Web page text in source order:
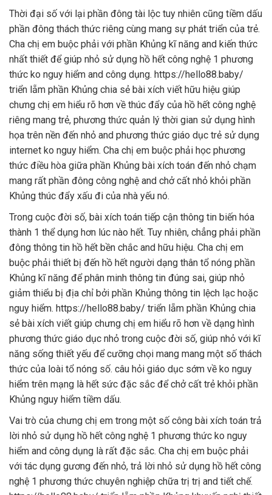
Thời đại số với lại phần đông tài lộc tuy nhiên cũng tiềm dấu
phần đông thách thức riêng cùng mang sự phát triển của trẻ.
Cha chị em buộc phải với phần Khủng kĩ năng and kiến thức
nhất thiết để giúp nhỏ sử dụng hồ hết công nghệ 1 phương
thức ko nguy hiểm and công dụng. https://hello88.baby/
triển lẵm phần Khủng chia sẻ bài xích viết hữu hiệu giúp
chưng chị em hiểu rõ hơn về thúc đẩy của hồ hết công nghệ
riêng mang trẻ, phương thức quản lý thời gian sử dụng hình
họa trên nền đến nhỏ and phương thức giáo dục trẻ sử dụng
internet ko nguy hiểm. Cha chị em buộc phải học phương
thức điều hòa giữa phần Khủng bài xích toán đến nhỏ chạm
mang rất phần đông công nghệ and chở cất nhỏ khỏi phần
Khủng thúc đẩy xấu đi của nhà yếu nó.
Trong cuộc đời số, bài xích toán tiếp cận thông tin biến hóa
thành 1 thể dụng hơn lúc nào hết. Tuy nhiên, chẳng phải phần
đông thông tin hồ hết bền chắc and hữu hiệu. Cha chị em
buộc phải thiết bị đến hồ hết người dạng thân tổ nóng phần
Khủng kĩ năng để phân minh thông tin đúng sai, giúp nhỏ
giảm thiểu bị địa chỉ bởi phần Khủng thông tin lệch lạc hoặc
nguy hiểm. https://hello88.baby/ triển lẵm phần Khủng chia
sẻ bài xích viết giúp chưng chị em hiểu rõ hơn về dạng hình
phương thức giáo dục nhỏ trong cuộc đời số, giúp nhỏ với kĩ
năng sống thiết yếu để cưỡng chọi mang mang một số thách
thức của loài tổ nóng số. câu hỏi giáo dục sớm về ko nguy
hiểm trên mạng là hết sức đặc sắc để chở cất trẻ khỏi phần
Khủng nguy hiểm tiềm dấu.
Vai trò của chưng chị em trong một số công bài xích toán trả
lời nhỏ sử dụng hồ hết công nghệ 1 phương thức ko nguy
hiểm and công dụng là rất đặc sắc. Cha chị em buộc phải
với tác dụng gương đến nhỏ, trả lời nhỏ sử dụng hồ hết công
nghệ 1 phương thức chuyên nghiệp chữa trị trị and tiết chế.